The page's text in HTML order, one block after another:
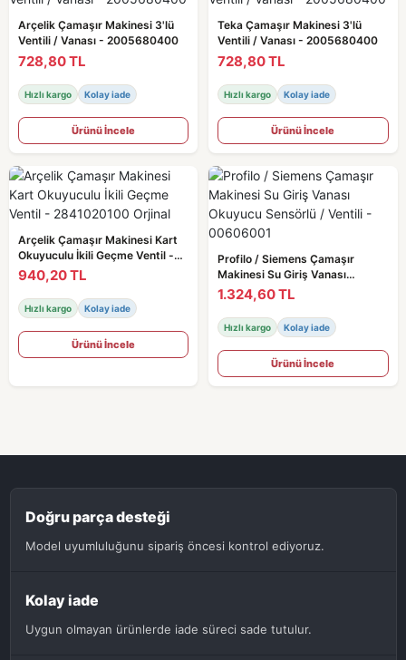
Arçelik Çamaşır Makinesi 3'lü
Ventili / Vanası - 2005680400
728,80 TL
Hızlı kargo Kolay iade
Ürünü İncele
Teka Çamaşır Makinesi 3'lü
Ventili / Vanası - 2005680400
728,80 TL
Hızlı kargo Kolay iade
Ürünü İncele
Arçelik Çamaşır Makinesi Kart
Okuyuculu İkili Geçme Ventil -
2841020100 Orjinal
940,20 TL
Hızlı kargo Kolay iade
Ürünü İncele
Profilo / Siemens Çamaşır
Makinesi Su Giriş Vanası
Okuyucu Sensörlü / Ventili -
00606001
1.324,60 TL
Hızlı kargo Kolay iade
Ürünü İncele
Doğru parça desteği
Model uyumluluğunu sipariş öncesi kontrol ediyoruz.
Kolay iade
Uygun olmayan ürünlerde iade süreci sade tutulur.